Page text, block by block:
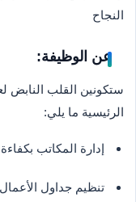
النجاح
عن الوظيفة:
ستكونين القلب النابض
الرئيسية ما يلي:
إدارة المكاتب
تنظيم جداول